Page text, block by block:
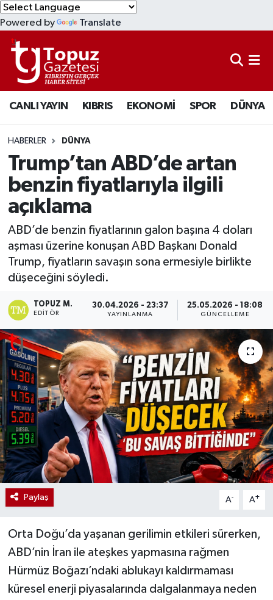
Powered by Translate
CANLI YAYIN KIBRIS EKONOMİ SPOR DÜNYA
HABERLER DÜNYA
Trump’tan ABD’de artan
benzin fiyatlarıyla ilgili
açıklama
ABD’de benzin fiyatlarının galon başına 4 doları
aşması üzerine konuşan ABD Başkanı Donald
Trump, fiyatların savaşın sona ermesiyle birlikte
düşeceğini söyledi.
TOPUZ M.
EDITÖR
30.04.2026 - 23:37
YAYINLANMA
25.05.2026 - 18:08
GÜNCELLEME
Paylaş A- A+
Orta Doğu’da yaşanan gerilimin etkileri sürerken,
ABD’nin İran ile ateşkes yapmasına rağmen
Hürmüz Boğazı’ndaki ablukayı kaldırmaması
küresel enerji piyasalarında dalgalanmaya neden
KIBRIS
DÜNYA
EKONOMİ
MAGAZİN
SAĞLIK
SPOR
TEKNOLOJİ
TÜRKİYE
Lefkoşa Nöbetçi Eczaneler
Lefkoşa Hava Durumu
Lefkoşa Trafik Yoğunluk Haritası
Süper Lig Puan Durumu ve Fikstür
Tüm Manşetler
Son Dakika Haberleri
Haber Arşivi